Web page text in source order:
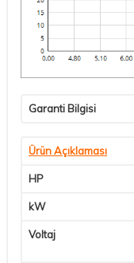
Garanti Bilgisi
Ürün Açıklaması
HP
kW
Voltaj